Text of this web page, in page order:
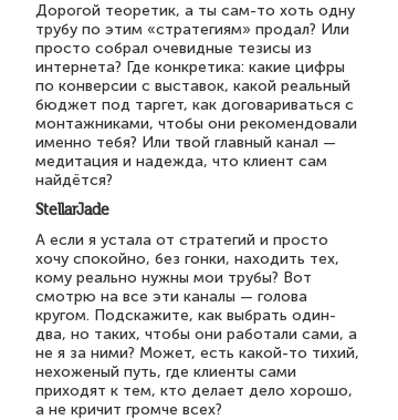
Дорогой теоретик, а ты сам-то хоть одну
трубу по этим «стратегиям» продал? Или
просто собрал очевидные тезисы из
интернета? Где конкретика: какие цифры
по конверсии с выставок, какой реальный
бюджет под таргет, как договариваться с
монтажниками, чтобы они рекомендовали
именно тебя? Или твой главный канал —
медитация и надежда, что клиент сам
найдётся?
StellarJade
А если я устала от стратегий и просто
хочу спокойно, без гонки, находить тех,
кому реально нужны мои трубы? Вот
смотрю на все эти каналы — голова
кругом. Подскажите, как выбрать один-
два, но таких, чтобы они работали сами, а
не я за ними? Может, есть какой-то тихий,
нехоженый путь, где клиенты сами
приходят к тем, кто делает дело хорошо,
а не кричит громче всех?